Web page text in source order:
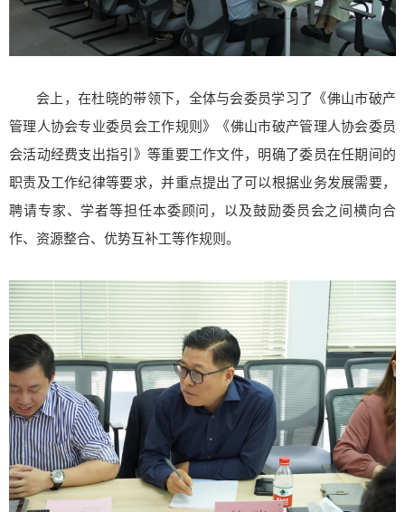
会上，在杜晓的带领下，全体与会委员学习了《佛山市破产
管理人协会专业委员会工作规则》《佛山市破产管理人协会委员
会活动经费支出指引》等重要工作文件，明确了委员在任期间的
职责及工作纪律等要求，并重点提出了可以根据业务发展需要，
聘请专家、学者等担任本委顾问，以及鼓励委员会之间横向合
作、资源整合、优势互补工等作规则。